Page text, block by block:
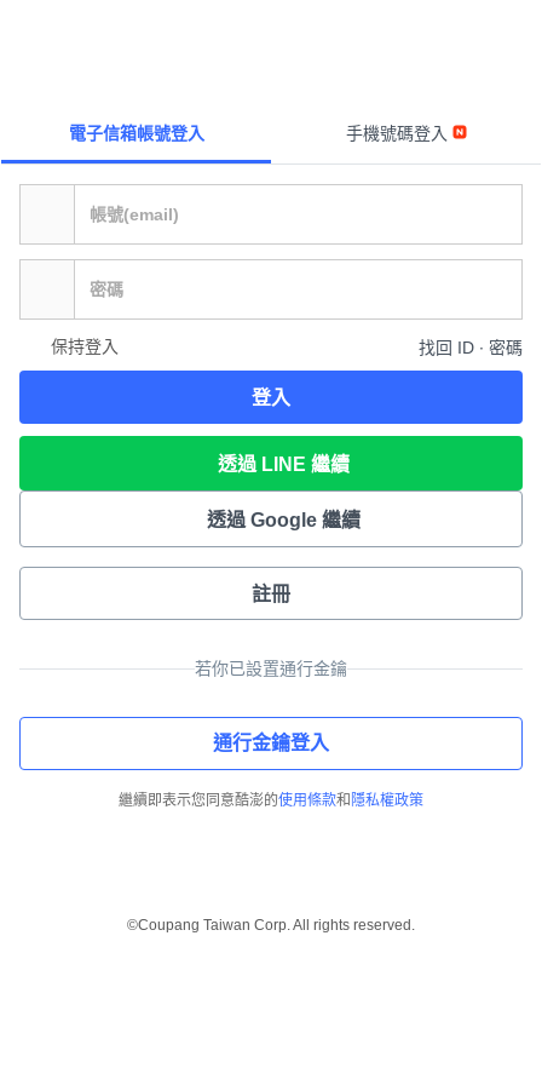
電子信箱帳號登入 手機號碼登入
保持登入 找回 ID ∙ 密碼
登入
透過 LINE 繼續
透過 Google 繼續
註冊
若你已設置通行金鑰
通行金鑰登入
繼續即表示您同意酷澎的使用條款和 隱私權政策
©Coupang Taiwan Corp. All rights reserved.